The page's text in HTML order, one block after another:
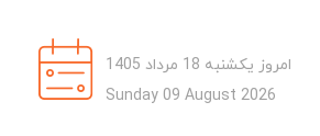
امروز یکشنبه 18 مرداد 1405
Sunday 09 August 2026